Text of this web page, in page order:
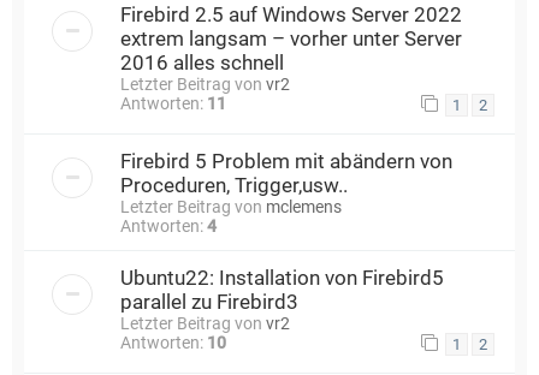
Firebird 2.5 auf Windows Server 2022
extrem langsam – vorher unter Server
2016 alles schnell
Letzter Beitrag von vr2
Antworten: 11 1 2
Firebird 5 Problem mit abändern von
Proceduren, Trigger,usw..
Letzter Beitrag von mclemens
Antworten:4
Ubuntu22: Installation von Firebird5
parallel zu Firebird3
Letzter Beitrag von vr2
Antworten: 10 1 2